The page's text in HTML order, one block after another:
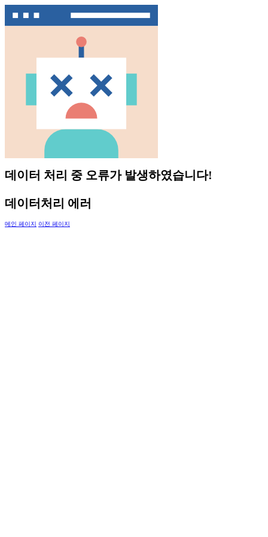
데이터 처리 중 오류가 발생하였습니다!
데이터처리 에러
메인 페이지 이전 페이지